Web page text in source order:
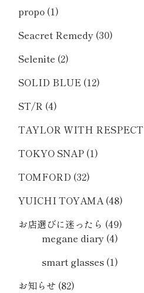
propo (1)
Seacret Remedy (30)
Selenite (2)
SOLID BLUE (12)
ST/R (4)
TAYLOR WITH RESPECT
TOKYO SNAP (1)
TOMFORD (32)
YUICHI TOYAMA (48)
お店選びに迷ったら (49)
megane diary (4)
smart glasses (1)
お知らせ (82)